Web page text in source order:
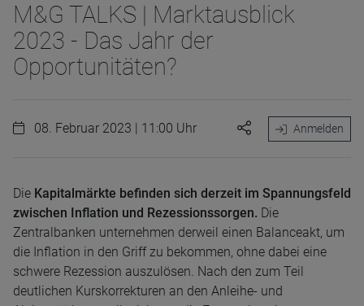
M&G TALKS | Marktausblick
2023 - Das Jahr der
Opportunitäten?
08. Februar 2023 | 11:00 Uhr Anmelden
Die Kapitalmärkte befinden sich derzeit im Spannungsfeld
zwischen Inflation und Rezessionssorgen. Die
Zentralbanken unternehmen derweil einen Balanceakt, um
die Inflation in den Griff zu bekommen, ohne dabei eine
schwere Rezession auszulösen. Nach den zum Teil
deutlichen Kurskorrekturen an den Anleihe- und